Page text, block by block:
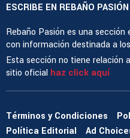
ESCRIBE EN REBAÑO PASIÓN
Rebaño Pasión es una
con información destinada a
Esta sección no tiene relación
sitio oficial haz click aquí
Términos y Condiciones
Política Editorial
Ad